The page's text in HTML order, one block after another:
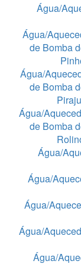
Água/
Água/
de Bomba
Água/
de Bomba
Água/
de Bomba
Água/
Água/
Água/
Água/
Água/